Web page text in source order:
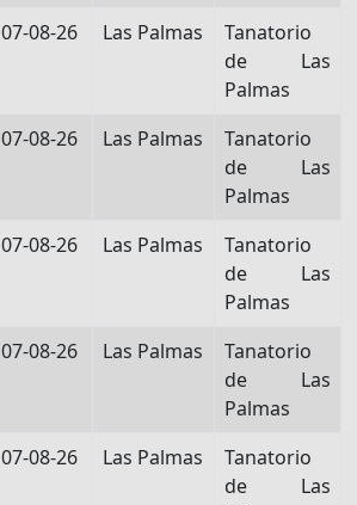
07-08-26 Las Palmas
Tanatorio
de Las
Palmas
07-08-26 Las Palmas
Tanatorio
de Las
Palmas
07-08-26 Las Palmas
Tanatorio
de Las
Palmas
07-08-26 Las Palmas
Tanatorio
de Las
Palmas
07-08-26 Las Palmas
Tanatorio
de Las